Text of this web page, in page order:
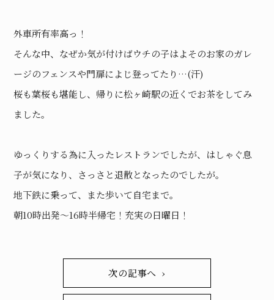
外車所有率高っ！
そんな中、なぜか気が付けばウチの子はよそのお家のガレ
ージのフェンスや門扉によじ登ってたり…(汗)
桜も葉桜も堪能し、帰りに松ヶ崎駅の近くでお茶をしてみ
ました。
ゆっくりする為に入ったレストランでしたが、はしゃぐ息
子が気になり、さっさと退散となったのでしたが。
地下鉄に乗って、また歩いて自宅まで。
朝10時出発〜16時半帰宅！充実の日曜日！
次の記事へ ›